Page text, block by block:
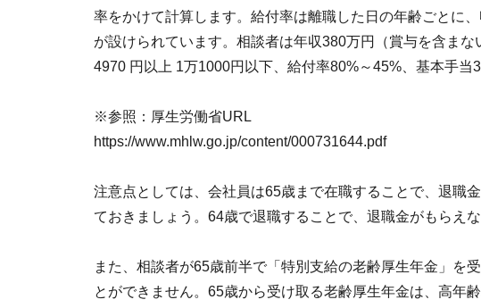
率をかけて計算します。給付率は離職した日の年齢ごとに
が設けられています。相談者は年収380万円（賞与を含ま
4970 円以上 1万1000円以下、給付率80%～45%、基本手当
※参照：厚生労働省URL
https://www.mhlw.go.jp/content/000731644.pdf
注意点としては、会社員は65歳まで在職することで、退職
ておきましょう。64歳で退職することで、退職金がもらえ
また、相談者が65歳前半で「特別支給の老齢厚生年金」を
とができません。65歳から受け取る老齢厚生年金は、高年